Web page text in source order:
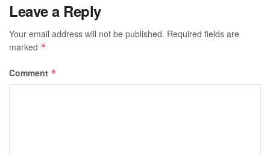
Leave a Reply
Your email address will not be published. Required fields are
marked *
Comment *